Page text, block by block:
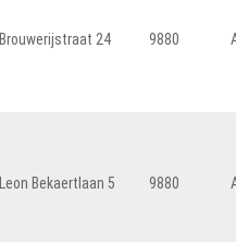
Brouwerijstraat 24 9880
Leon Bekaertlaan 5 9880